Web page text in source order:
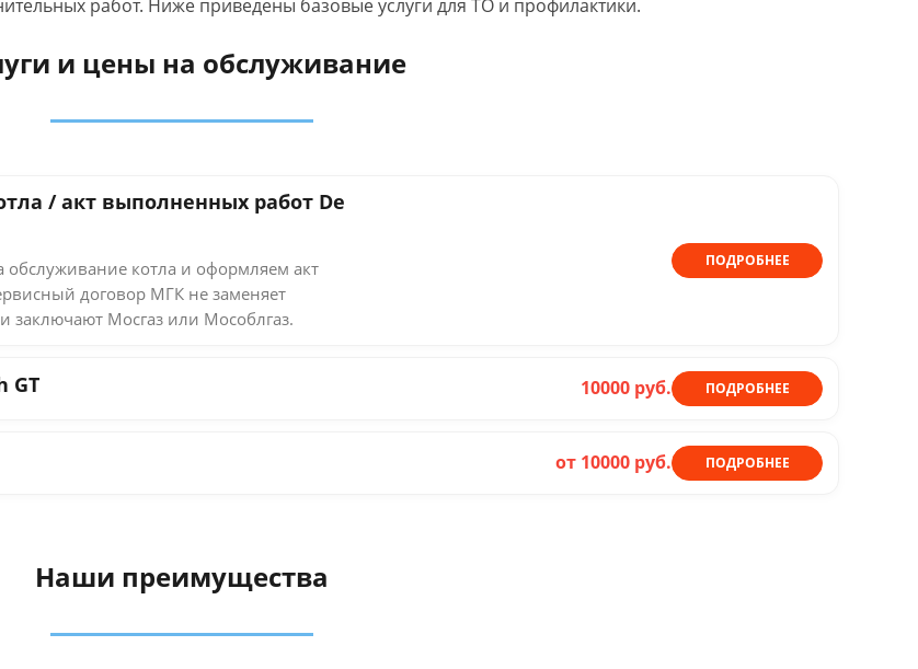
работ. Ниже приведены базовые услуги для ТО и профилактики.
и цены на обслуживание
/ акт выполненных работ De
котла и оформляем акт
договор МГК не заменяет
заключают Мосгаз или Мособлгаз.
ПОДРОБНЕЕ
GT 10000 руб. ПОДРОБНЕЕ
от 10000 руб. ПОДРОБНЕЕ
Наши преимущества